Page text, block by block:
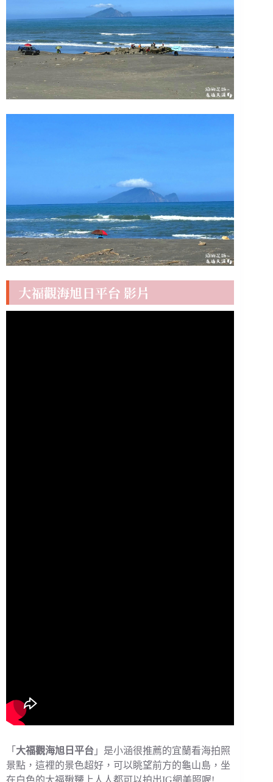
大福觀海旭日平台 影片
「 大福觀海旭日平台 」是小涵很推薦的宜蘭看海拍照
景點，這裡的景色超好，可以眺望前方的龜山島，坐